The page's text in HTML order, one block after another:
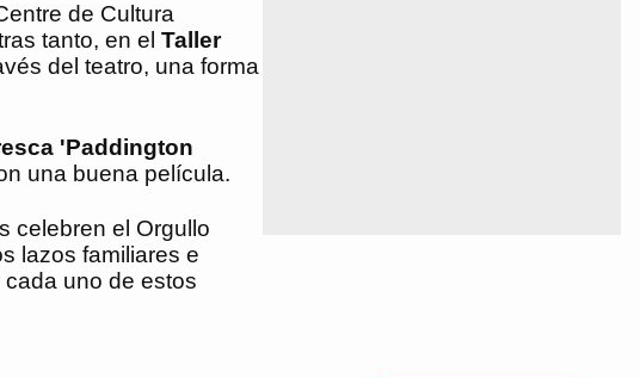
de Cultura
tanto, en el Taller
del teatro, una forma
'Paddington
una buena película.
celebren el Orgullo
lazos familiares e
uno de estos